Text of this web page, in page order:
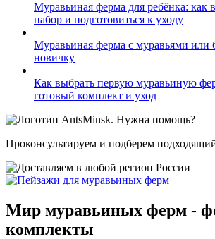
Муравьиная ферма для ребёнка: как
набор и подготовиться к уходу
Муравьиная ферма с муравьями или
новичку
Как выбрать первую муравьиную
готовый комплект и уход
Нужна помощь?
Проконсультируем и подберем
Мир муравьиных ферм -
комплекты